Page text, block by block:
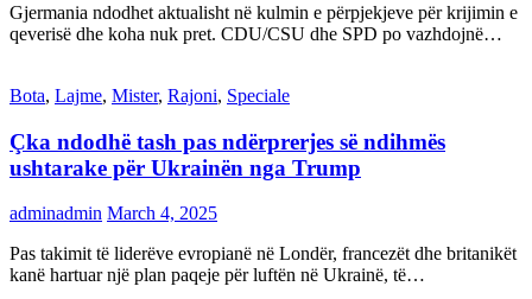
Gjermania ndodhet aktualisht në kulmin e përpjekjeve për krijimin e
qeverisë dhe koha nuk pret. CDU/CSU dhe SPD po vazhdojnë…
Bota, Lajme, Mister, Rajoni, Speciale
Çka ndodhë tash pas ndërprerjes së ndihmës
ushtarake për Ukrainën nga Trump
adminadmin March 4, 2025
Pas takimit të liderëve evropianë në Londër, francezët dhe britanikët
kanë hartuar një plan paqeje për luftën në Ukrainë, të…